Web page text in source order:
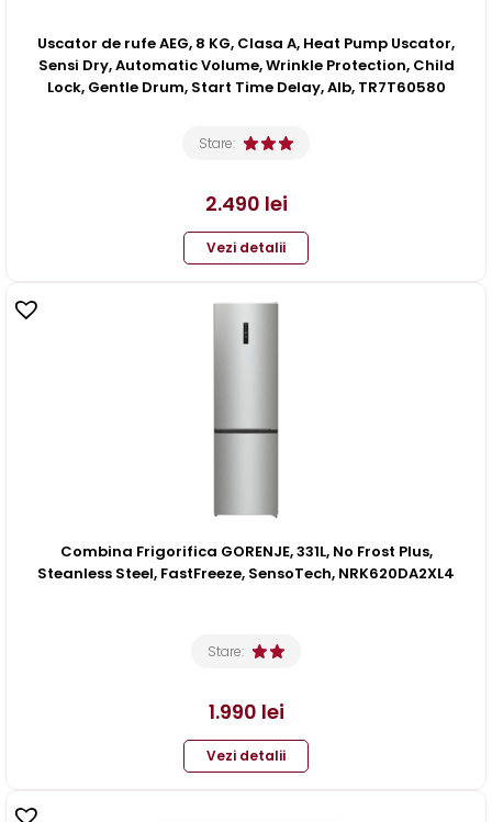
Uscator de rufe AEG, 8 KG, Clasa A, Heat Pump Uscator,
Sensi Dry, Automatic Volume, Wrinkle Protection, Child
Lock, Gentle Drum, Start Time Delay, Alb, TR7T60580
Stare:
2.490 lei
Vezi detalii
Combina Frigorifica GORENJE, 331L, No Frost Plus,
Steanless Steel, FastFreeze, SensoTech, NRK620DA2XL4
Stare:
1.990 lei
Vezi detalii